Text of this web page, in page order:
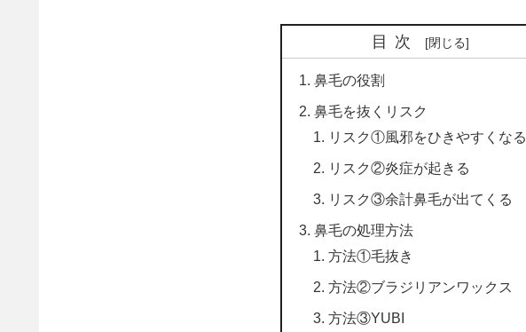
目次
鼻毛の役割
鼻毛を抜くリスク
リスク①風邪をひきやすくなる
リスク②炎症が起きる
リスク③余計鼻毛が出てくる
鼻毛の処理方法
方法①毛抜き
方法②ブラジリアンワックス
方法③YUBI